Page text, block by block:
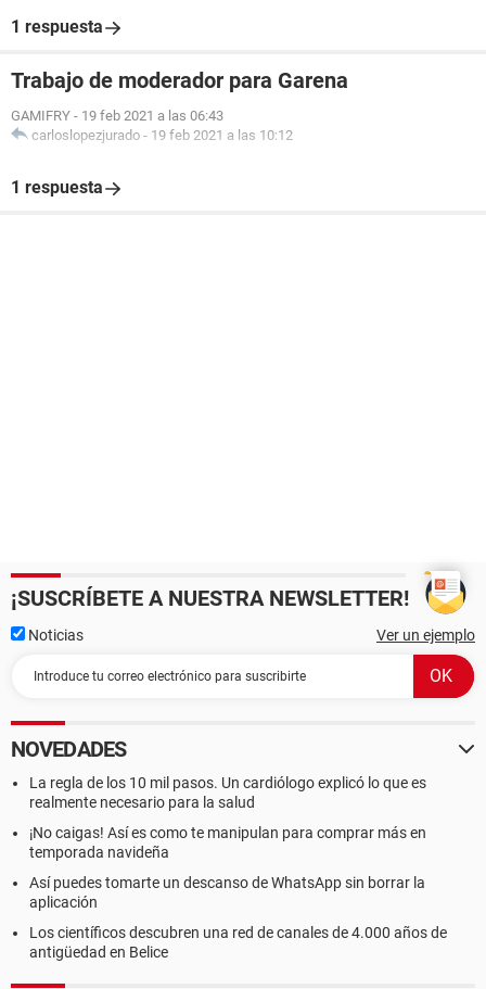
1 respuesta
Trabajo de moderador para Garena
GAMIFRY - 19 feb 2021 a las 06:43
carloslopezjurado - 19 feb 2021 a las 10:12
1 respuesta
¡SUSCRÍBETE A NUESTRA NEWSLETTER!
Noticias Ver un ejemplo
NOVEDADES
La regla de los 10 mil pasos. Un cardiólogo explicó lo que es
realmente necesario para la salud
¡No caigas! Así es como te manipulan para comprar más en
temporada navideña
Así puedes tomarte un descanso de WhatsApp sin borrar la
aplicación
Los científicos descubren una red de canales de 4.000 años de
antigüedad en Belice